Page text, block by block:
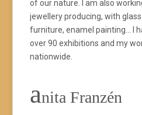
of our nature. I am also
jewellery producing, with
furniture, enamel painting… I
over 90 exhibitions and my
nationwide.
anita Franzén